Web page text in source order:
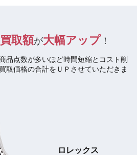
買取額が大幅アップ ！
品点数が多いほど時間短縮とコスト削
取価格の合計をＵＰさせていただきま
ロレックス